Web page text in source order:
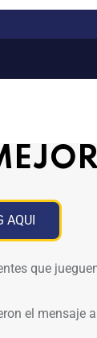
AQUI
que
el mensaje